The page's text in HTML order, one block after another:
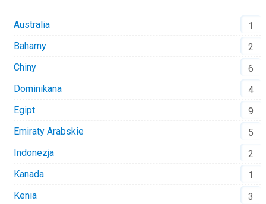
Australia
1
Bahamy
2
Chiny
6
Dominikana
4
Egipt
9
Emiraty Arabskie
5
Indonezja
2
Kanada
1
Kenia
3